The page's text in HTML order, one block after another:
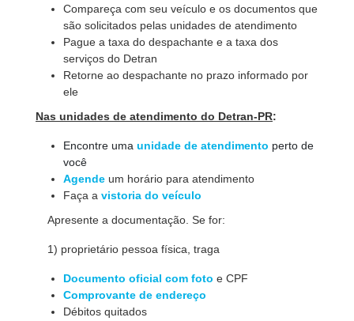
Compareça com seu veículo e os documentos que
são solicitados pelas unidades de atendimento
Pague a taxa do despachante e a taxa dos
serviços do Detran
Retorne ao despachante no prazo informado por
ele
Nas unidades de atendimento do Detran-PR:
Encontre uma unidade de atendimento perto de
você
Agende um horário para atendimento
Faça a vistoria do veí­culo
Apresente a documentação. Se for:
1) proprietário pessoa fí­sica, traga
Documento oficial com foto e CPF
Comprovante de endereço
Débitos quitados